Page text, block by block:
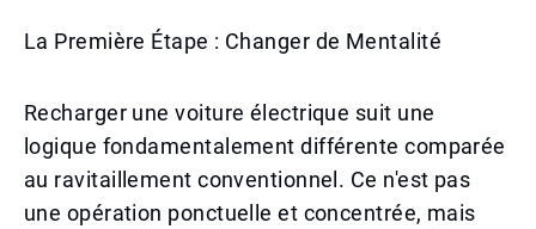
La Première Étape : Changer de Mentalité
Recharger une voiture électrique suit une
logique fondamentalement différente comparée
au ravitaillement conventionnel. Ce n'est pas
une opération ponctuelle et concentrée, mais